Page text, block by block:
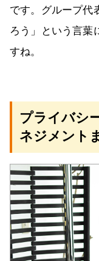
です。グループ代
ろう」という言葉
すね。
プライバシ
ネジメント